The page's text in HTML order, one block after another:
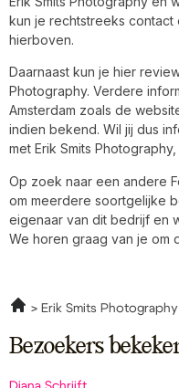
kun je rechtstreeks
hierboven.
Daarnaast kun je hier
Photography. Verdere
Amsterdam zoals de
indien bekend. Wil jij dus
met Erik Smits
Op zoek naar een andere
om meerdere soortgelijke
eigenaar van dit bedrijf en
We horen graag van je om
Erik Smits Photography
Bezoekers